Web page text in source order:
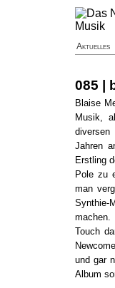
Aktuelles
085 |
Blaise
Musik,
Jahren
Erstling
Pole zu
man
machen.
Touch
und gar
Album